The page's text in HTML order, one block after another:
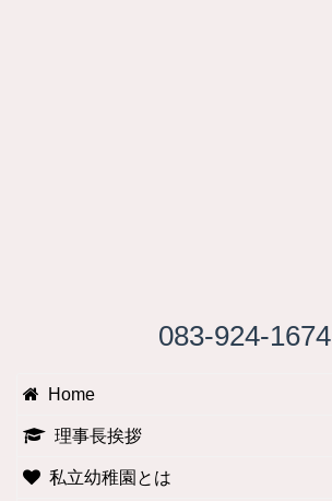
083-924-1674
Home
理事長挨拶
私立幼稚園とは